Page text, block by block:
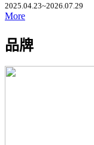
2025.04.23~2026.07.29
More
品牌